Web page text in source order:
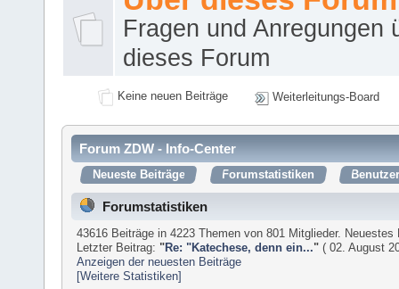
Fragen und Anregungen
dieses Forum
Keine neuen Beiträge Weiterleitungs-Board
Forum ZDW - Info-Center
Neueste Beiträge Forumstatistiken
Forumstatistiken
43616 Beiträge in 4223 Themen von 801 Mitglieder.
Letzter Beitrag: "Re: "Katechese, denn ein..." ( 02. August
Anzeigen der neuesten Beiträge
[Weitere Statistiken]